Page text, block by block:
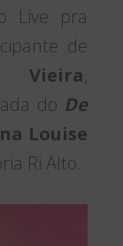
Live pra
de
Vieira,
do De
Louise
Ri Alto.